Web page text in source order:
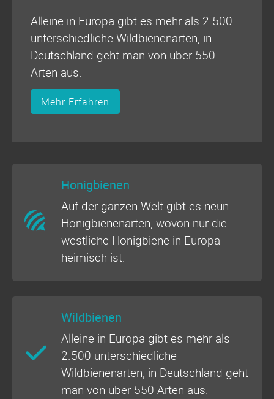
Alleine in Europa gibt es mehr als 2.500
unterschiedliche Wildbienenarten, in
Deutschland geht man von über 550
Arten aus.
Mehr Erfahren
Honigbienen
Auf der ganzen Welt gibt es neun
Honigbienenarten, wovon nur die
westliche Honigbiene in Europa
heimisch ist.
Wildbienen
Alleine in Europa gibt es mehr als
2.500 unterschiedliche
Wildbienenarten, in Deutschland geht
man von über 550 Arten aus.